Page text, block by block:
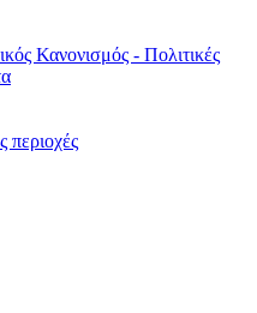
Κανονισμός - Πολιτικές
περιοχές